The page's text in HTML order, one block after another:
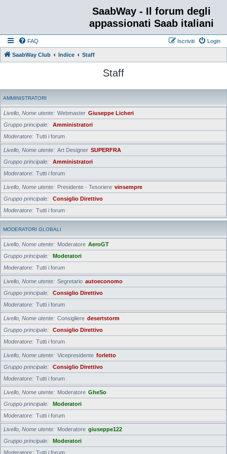
SaabWay - Il forum degli
appassionati Saab italiani
FAQ Login
Iscriviti
SaabWay Club Indice Staff
Staff
AMMINISTRATORI
Livello, Nome utente Webmaster Giuseppe Licheri
Gruppo principale
Amministratori
Moderatore
Tutti i forum
Livello, Nome utente Art Designer SUPERFRA
Gruppo principale
Amministratori
Moderatore
Tutti i forum
Livello, Nome utente Presidente - Tesoriere vinsempre
Gruppo principale
Consiglio Direttivo
Moderatore
Tutti i forum
MODERATORI GLOBALI
Livello, Nome utente Moderatore AeroGT
Gruppo principale
Moderatori
Moderatore
Tutti i forum
Livello, Nome utente Segretario autoeconomo
Gruppo principale
Consiglio Direttivo
Moderatore
Tutti i forum
Livello, Nome utente Consigliere desertstorm
Gruppo principale
Consiglio Direttivo
Moderatore
Tutti i forum
Livello, Nome utente Vicepresidente forletto
Gruppo principale
Consiglio Direttivo
Moderatore
Tutti i forum
Livello, Nome utente Moderatore GheSo
Gruppo principale
Moderatori
Moderatore
Tutti i forum
Livello, Nome utente Moderatore giuseppe122
Gruppo principale
Moderatori
Moderatore
Tutti i forum